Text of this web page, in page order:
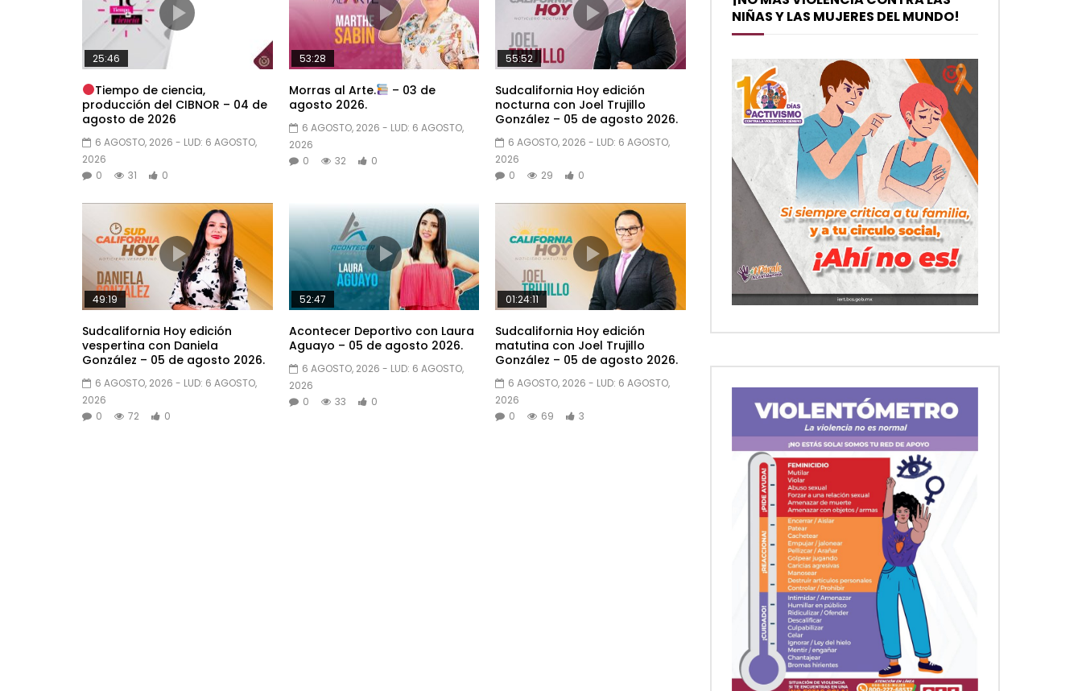
25:46
Tiempo de ciencia,
producción del CIBNOR – 04 de
agosto de 2026
6 AGOSTO, 2026 - LUD: 6 AGOSTO,
2026
0
31 0
53:28
Morras al Arte.
– 03 de
agosto 2026.
6 AGOSTO, 2026 - LUD: 6 AGOSTO,
2026
0
32 0
55:52
Sudcalifornia Hoy edición
nocturna con Joel Trujillo
González – 05 de agosto 2026.
6 AGOSTO, 2026 - LUD: 6 AGOSTO,
2026
0
29 0
49:19
Sudcalifornia Hoy edición
vespertina con Daniela
González – 05 de agosto 2026.
6 AGOSTO, 2026 - LUD: 6 AGOSTO,
2026
0
72 0
52:47
Acontecer Deportivo con Laura
Aguayo – 05 de agosto 2026.
6 AGOSTO, 2026 - LUD: 6 AGOSTO,
2026
0
33 0
01:24:11
Sudcalifornia Hoy edición
matutina con Joel Trujillo
González – 05 de agosto 2026.
6 AGOSTO, 2026 - LUD: 6 AGOSTO,
2026
0
69 3
NIÑAS Y LAS MUJERES DEL MUNDO!